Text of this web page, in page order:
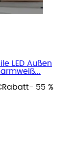
LED Außen
Rabatt- 55 %